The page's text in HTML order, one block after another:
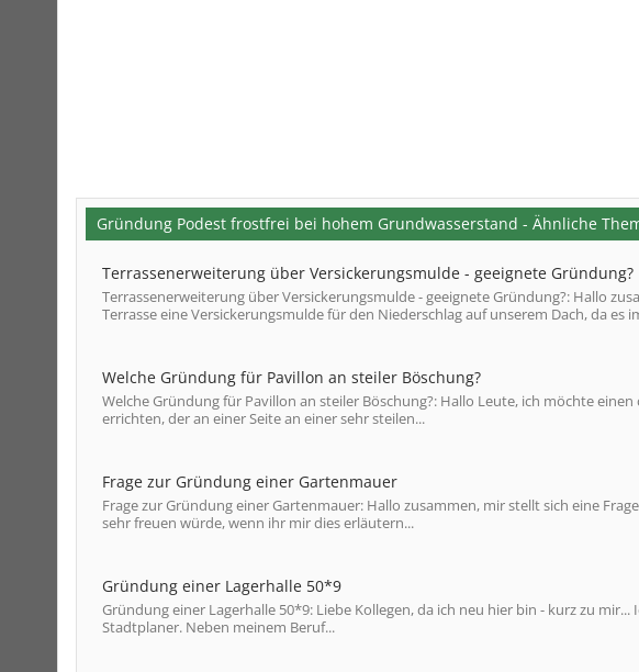
Gründung Podest frostfrei bei hohem Grundwasserstand - Ähnliche
Terrassenerweiterung über Versickerungsmulde - geeignete Gründung?
Terrassenerweiterung über Versickerungsmulde - geeignete Gründung?: Hallo
Terrasse eine Versickerungsmulde für den Niederschlag auf unserem Dach, da es
Welche Gründung für Pavillon an steiler Böschung?
Welche Gründung für Pavillon an steiler Böschung?: Hallo Leute, ich möchte einen
errichten, der an einer Seite an einer sehr steilen...
Frage zur Gründung einer Gartenmauer
Frage zur Gründung einer Gartenmauer: Hallo zusammen, mir stellt sich eine
sehr freuen würde, wenn ihr mir dies erläutern...
Gründung einer Lagerhalle 50*9
Gründung einer Lagerhalle 50*9: Liebe Kollegen, da ich neu hier bin - kurz zu
Stadtplaner. Neben meinem Beruf...